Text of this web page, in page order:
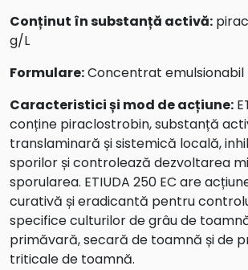
Conținut în substanță activă:
g/L
Formulare:Concentrat emulsionabil
Caracteristici și mod de acțiune:
conține piraclostrobin, substanță
translaminară și sistemică locală,
sporilor și controlează dezvoltarea
sporularea. ETIUDA 250 EC are
curativă și eradicantă pentru
specifice culturilor de grâu de
primăvară, secară de toamnă și de
triticale de toamnă.